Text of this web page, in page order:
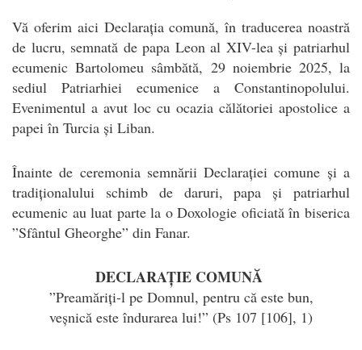
Vă oferim aici Declarația comună, în traducerea noastră
de lucru, semnată de papa Leon al XIV-lea și patriarhul
ecumenic Bartolomeu sâmbătă, 29 noiembrie 2025, la
sediul Patriarhiei ecumenice a Constantinopolului.
Evenimentul a avut loc cu ocazia călătoriei apostolice a
papei în Turcia și Liban.
Înainte de ceremonia semnării Declarației comune și a
tradiționalului schimb de daruri, papa și patriarhul
ecumenic au luat parte la o Doxologie oficiată în biserica
”Sfântul Gheorghe” din Fanar.
DECLARAȚIE COMUNĂ
”Preamăriți-l pe Domnul, pentru că este bun,
veșnică este îndurarea lui!” (Ps 107 [106], 1)